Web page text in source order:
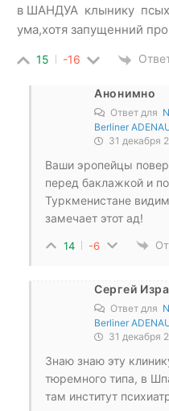
в ШАНДУА клынику
ума,хотя запущенний
15 -16
Анонимно
Ответ для
Berliner
31 декабря
Ваши эропейцы
перед баклажкой и
Туркменистане
замечает этот ад!
14 -6
Сергей
Ответ для
Berliner
31 декабря
Знаю знаю эту
тюремного типа, в
там институт